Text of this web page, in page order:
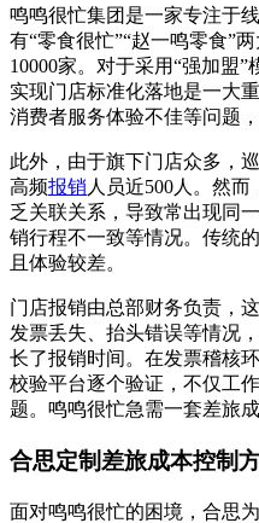
鸣鸣很忙集团是一家专注于
有“零食很忙”“赵一鸣零食”
10000家。对于采用“强加盟”
实现门店标准化落地是一大
消费者服务体验不佳等问题
此外，由于旗下门店众多，
高频报销 人员近500人。然
乏关联关系，导致常出现同
销行程不一致等情况。传统
且体验较差。
门店报销由总部财务负责，
发票丢失、抬头错误等情况
长了报销时间。在发票稽核
校验平台逐个验证，不仅工
题。鸣鸣很忙急需一套差旅
合思定制差旅成本控制
面对鸣鸣很忙的困境，合思